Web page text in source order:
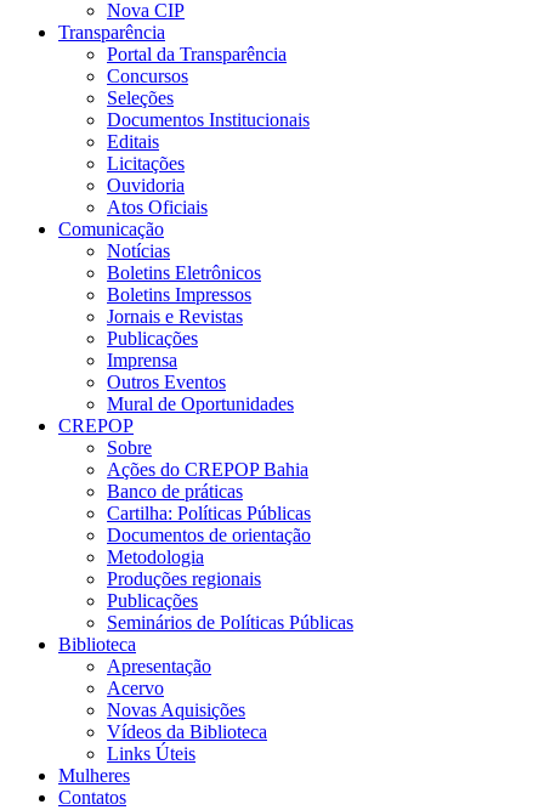
Nova CIP
Transparência
Portal da Transparência
Concursos
Seleções
Documentos Institucionais
Editais
Licitações
Ouvidoria
Atos Oficiais
Comunicação
Notícias
Boletins Eletrônicos
Boletins Impressos
Jornais e Revistas
Publicações
Imprensa
Outros Eventos
Mural de Oportunidades
CREPOP
Sobre
Ações do CREPOP Bahia
Banco de práticas
Cartilha: Políticas Públicas
Documentos de orientação
Metodologia
Produções regionais
Publicações
Seminários de Políticas Públicas
Biblioteca
Apresentação
Acervo
Novas Aquisições
Vídeos da Biblioteca
Links Úteis
Mulheres
Contatos